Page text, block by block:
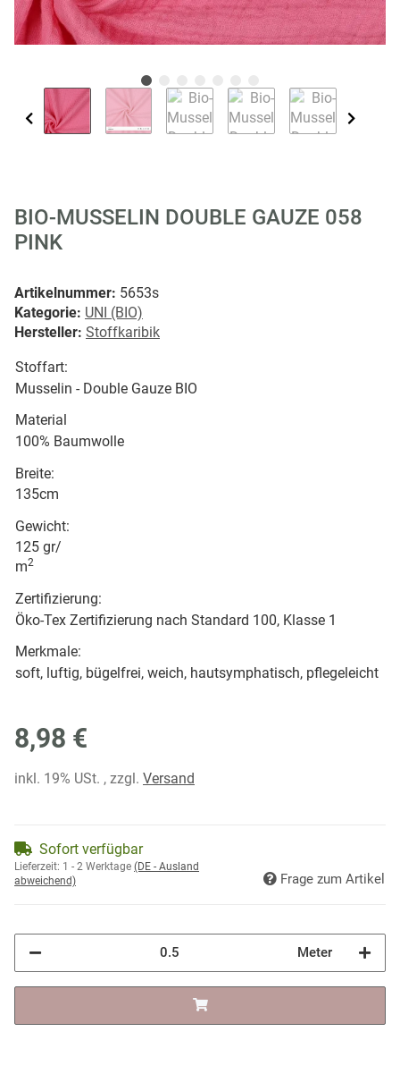
BIO-MUSSELIN DOUBLE GAUZE 058
PINK
Artikelnummer: 5653s
Kategorie: UNI (BIO)
Hersteller: Stoffkaribik
Stoffart:
Musselin - Double Gauze BIO
Material
100% Baumwolle
Breite:
135cm
Gewicht:
125 gr/
m2
Zertifizierung:
Öko-Tex Zertifizierung nach Standard 100, Klasse 1
Merkmale:
soft, luftig, bügelfrei, weich, hautsymphatisch, pflegeleicht
8,98 €
inkl. 19% USt. , zzgl. Versand
Sofort verfügbar
Lieferzeit: 1 - 2 Werktage (DE - Ausland
abweichend)
Frage zum Artikel
Meter